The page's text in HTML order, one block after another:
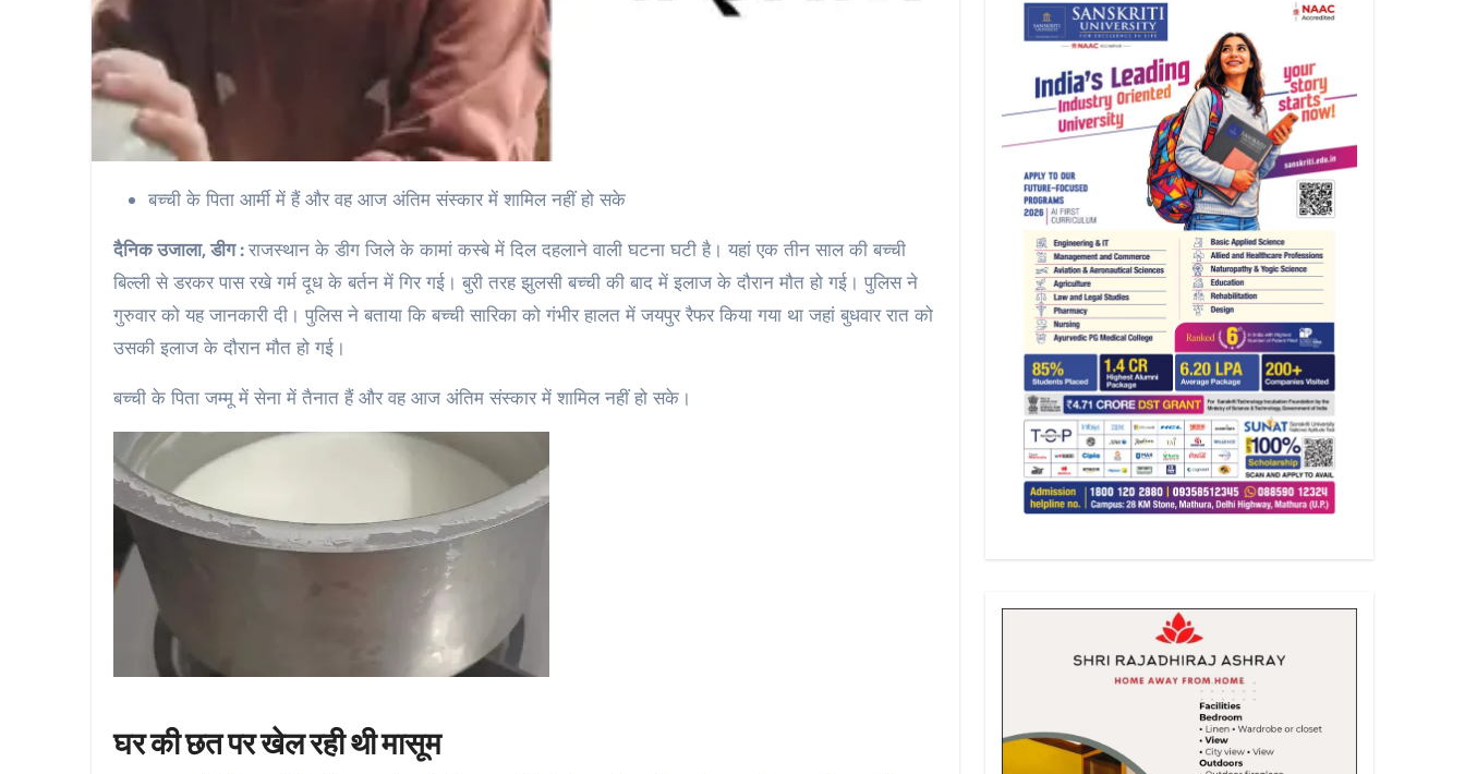
बच्ची के पिता आर्मी में हैं और वह आज अंतिम संस्कार में शामिल नहीं हो सके
दैनिक उजाला, डीग :राजस्थान के डीग जिले के कामां कस्बे में दिल दहलाने वाली घटना घटी है। यहां एक तीन साल की बच्ची
बिल्ली से डरकर पास रखे गर्म दूध के बर्तन में गिर गई। बुरी तरह झुलसी बच्ची की बाद में इलाज के दौरान मौत हो गई। पुलिस ने
गुरुवार को यह जानकारी दी। पुलिस ने बताया कि बच्ची सारिका को गंभीर हालत में जयपुर रैफर किया गया था जहां बुधवार रात को
उसकी इलाज के दौरान मौत हो गई।
बच्ची के पिता जम्मू में सेना में तैनात हैं और वह आज अंतिम संस्कार में शामिल नहीं हो सके।
घर की छत पर खेल रही थी मासूम